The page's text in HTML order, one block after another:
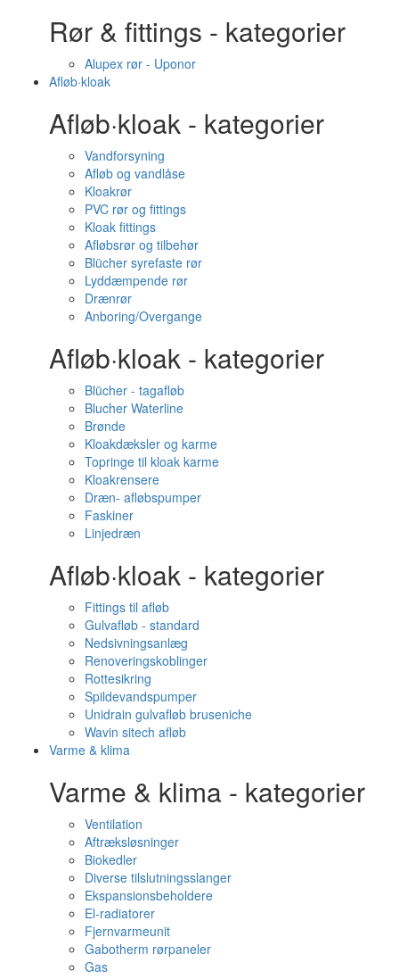
Rør & fittings - kategorier
Alupex rør - Uponor
Afløb·kloak
Afløb·kloak - kategorier
Vandforsyning
Afløb og vandlåse
Kloakrør
PVC rør og fittings
Kloak fittings
Afløbsrør og tilbehør
Blücher syrefaste rør
Lyddæmpende rør
Drænrør
Anboring/Overgange
Afløb·kloak - kategorier
Blücher - tagafløb
Blucher Waterline
Brønde
Kloakdæksler og karme
Topringe til kloak karme
Kloakrensere
Dræn- afløbspumper
Faskiner
Linjedræn
Afløb·kloak - kategorier
Fittings til afløb
Gulvafløb - standard
Nedsivningsanlæg
Renoveringskoblinger
Rottesikring
Spildevandspumper
Unidrain gulvafløb bruseniche
Wavin sitech afløb
Varme & klima
Varme & klima - kategorier
Ventilation
Aftræksløsninger
Biokedler
Diverse tilslutningsslanger
Ekspansionsbeholdere
El-radiatorer
Fjernvarmeunit
Gabotherm rørpaneler
Gas